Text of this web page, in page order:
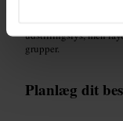
interaktive elementer
udstillingslys, men
grupper.
Planlæg dit